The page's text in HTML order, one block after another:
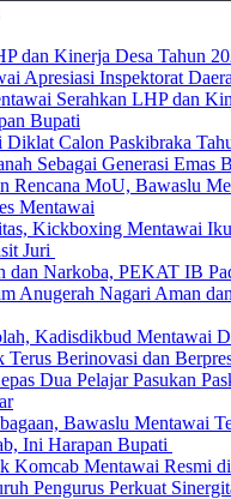
dan Kinerja Desa Tahun
Apresiasi Inspektorat
Serahkan LHP dan
Bupati
Diklat Calon Paskibraka
Sebagai Generasi Emas
Rencana MoU, Bawaslu
Mentawai
Kickboxing Mentawai
Juri
dan Narkoba, PEKAT IB
Anugerah Nagari Aman
Kadisdikbud Mentawai
Terus Berinovasi dan
Dua Pelajar Pasukan
Bawaslu Mentawai
Ini Harapan Bupati
Komcab Mentawai Resmi
Pengurus Perkuat